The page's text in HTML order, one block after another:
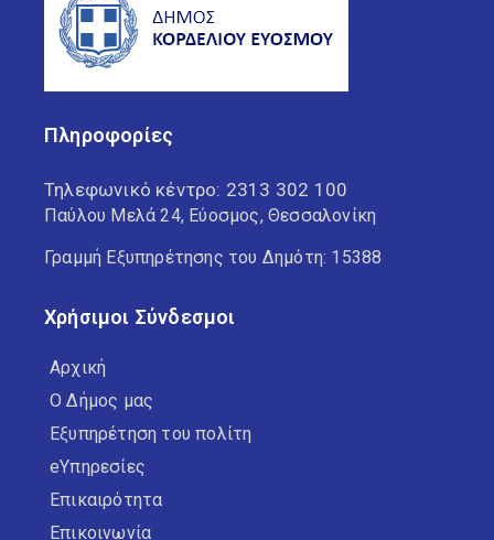
Πληροφορίες
Τηλεφωνικό κέντρο: 2313 302 100
Παύλου Μελά 24, Εύοσμος, Θεσσαλονίκη
Γραμμή Εξυπηρέτησης του Δημότη: 15388
Χρήσιμοι Σύνδεσμοι
Αρχική
Ο Δήμος μας
Εξυπηρέτηση του πολίτη
eΥπηρεσίες
Επικαιρότητα
Επικοινωνία